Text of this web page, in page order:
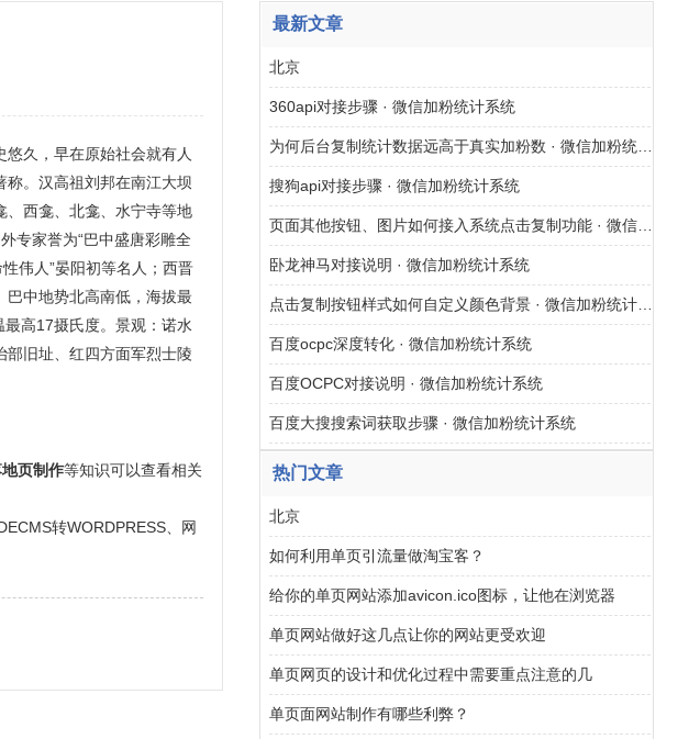
久，早在原始社会就有人
。汉高祖刘邦在南江大坝
、西龛、北龛、水宁寺等地
专家誉为“巴中盛唐彩雕全
伟人”晏阳初等名人；西晋
巴中地势北高南低，海拔最
高17摄氏度。景观：诺水
旧址、红四方面军烈士陵
页制作等知识可以查看相关
转WORDPRESS、网
最新文章
北京
360api对接步骤 · 微信加粉统计系统
为何后台复制统计数据远高于真实加粉数 · 微信加粉统计系统
搜狗api对接步骤 · 微信加粉统计系统
页面其他按钮、图片如何接入系统点击复制功能 · 微信加粉统计系统
卧龙神马对接说明 · 微信加粉统计系统
点击复制按钮样式如何自定义颜色背景 · 微信加粉统计系统
百度ocpc深度转化 · 微信加粉统计系统
百度OCPC对接说明 · 微信加粉统计系统
百度大搜搜索词获取步骤 · 微信加粉统计系统
热门文章
北京
如何利用单页引流量做淘宝客？
给你的单页网站添加avicon.ico图标，让他在浏览器
单页网站做好这几点让你的网站更受欢迎
单页网页的设计和优化过程中需要重点注意的几
单页面网站制作有哪些利弊？